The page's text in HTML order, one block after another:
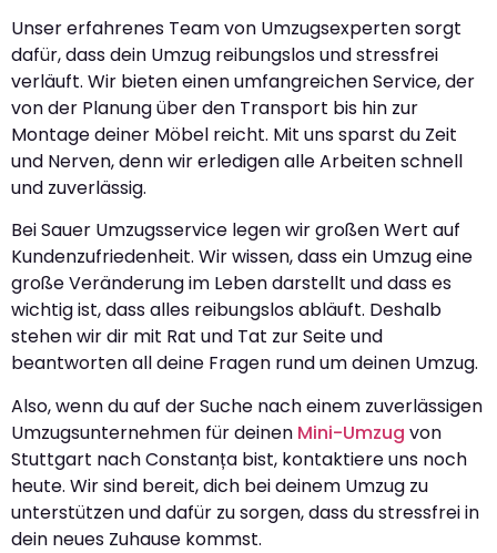
Unser erfahrenes Team von Umzugsexperten sorgt
dafür, dass dein Umzug reibungslos und stressfrei
verläuft. Wir bieten einen umfangreichen Service, der
von der Planung über den Transport bis hin zur
Montage deiner Möbel reicht. Mit uns sparst du Zeit
und Nerven, denn wir erledigen alle Arbeiten schnell
und zuverlässig.
Bei Sauer Umzugsservice legen wir großen Wert auf
Kundenzufriedenheit. Wir wissen, dass ein Umzug eine
große Veränderung im Leben darstellt und dass es
wichtig ist, dass alles reibungslos abläuft. Deshalb
stehen wir dir mit Rat und Tat zur Seite und
beantworten all deine Fragen rund um deinen Umzug.
Also, wenn du auf der Suche nach einem zuverlässigen
Umzugsunternehmen für deinen Mini-Umzug von
Stuttgart nach Constanța bist, kontaktiere uns noch
heute. Wir sind bereit, dich bei deinem Umzug zu
unterstützen und dafür zu sorgen, dass du stressfrei in
dein neues Zuhause kommst.